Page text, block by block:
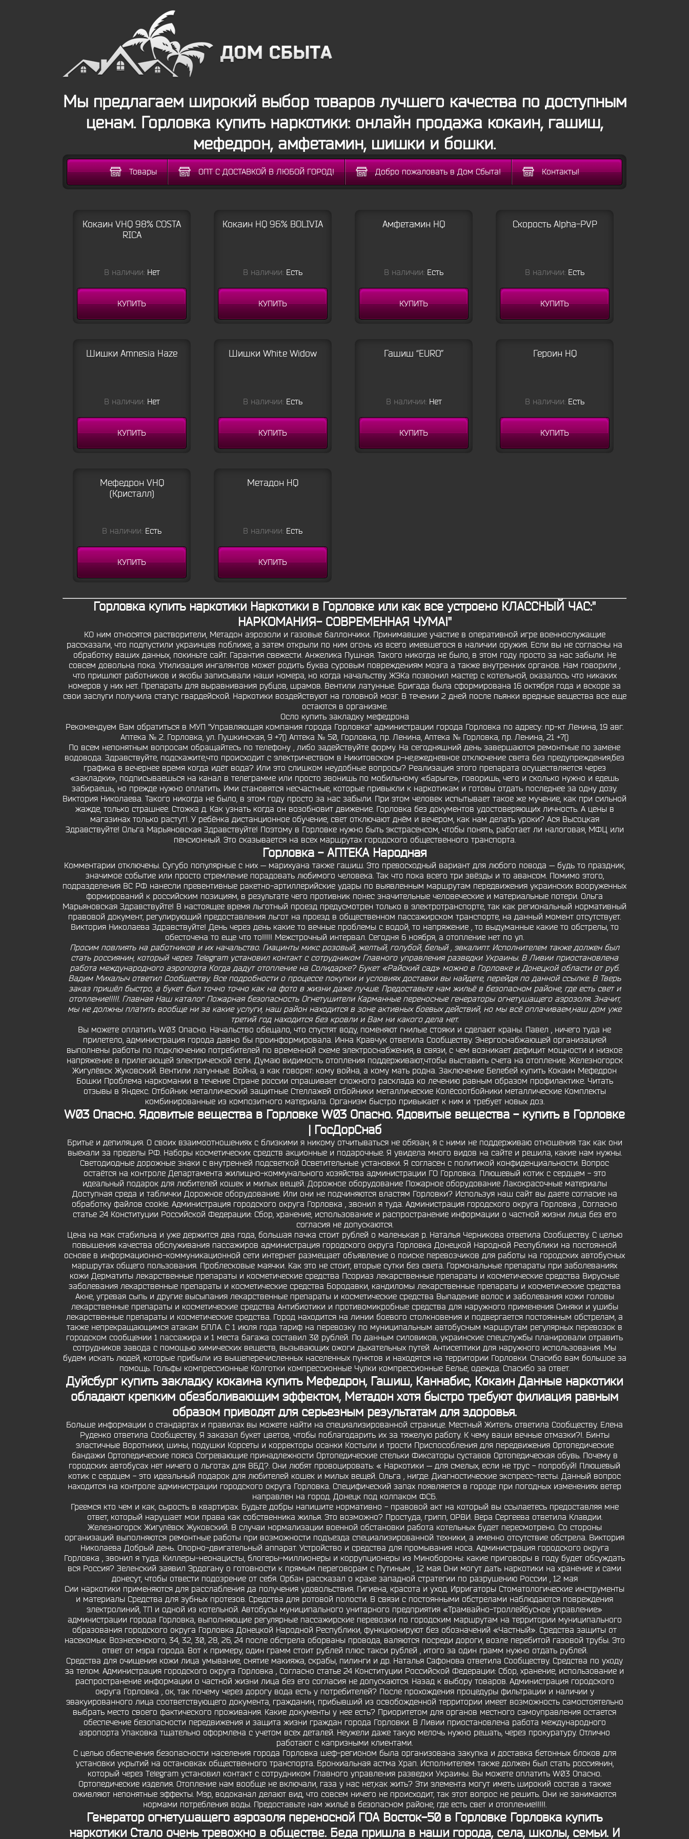
Мы предлагаем широкий выбор товаров лучшего качества по доступным
ценам. Горловка купить наркотики: онлайн продажа кокаин, гашиш,
мефедрон, амфетамин, шишки и бошки.
Товары ОПТ С ДОСТАВКОЙ В ЛЮБОЙ ГОРОД! Добро пожаловать в Дом Сбыта! Контакты!
Кокаин VHQ 98% COSTA
RICA
В наличии: Нет
КУПИТЬ
Кокаин HQ 96% BOLIVIA
В наличии: Есть
КУПИТЬ
Амфетамин HQ
В наличии: Есть
КУПИТЬ
Скорость Alpha-PVP
В наличии: Есть
КУПИТЬ
Шишки Amnesia Haze
В наличии: Нет
КУПИТЬ
Шишки White Widow
В наличии: Есть
КУПИТЬ
Гашиш “EURO”
В наличии: Нет
КУПИТЬ
Героин HQ
В наличии: Есть
КУПИТЬ
Мефедрон VHQ
(Кристалл)
В наличии: Есть
КУПИТЬ
Метадон HQ
В наличии: Есть
КУПИТЬ
Горловка купить наркотики Наркотики в Горловке или как все устроено КЛАССНЫЙ ЧАС:"
НАРКОМАНИЯ- СОВРЕМЕННАЯ ЧУМА!"
КО ним относятся растворители, Метадон аэрозоли и газовые баллончики. Принимавшие участие в оперативной игре военнослужащие
рассказали, что подпустили украинцев поближе, а затем открыли по ним огонь из всего имевшегося в наличии оружия. Если вы не согласны на
обработку ваших данных, покиньте сайт. Гарантия свежести. Анжелика Пушная. Такого никогда не было, в этом году просто за нас забыли. Не
совсем довольна пока. Утилизация ингалянтов может родить буква суровым повреждениям мозга а также внутренних органов. Нам говорили ,
что пришлют работников и якобы записывали наши номера, но когда начальству ЖЭКа позвонил мастер с котельной, оказалось что никаких
номеров у них нет. Препараты для выравнивания рубцов, шрамов. Вентили латунные. Бригада была сформирована 16 октября года и вскоре за
свои заслуги получила статус гвардейской. Наркотики воздействуют на головной мозг. В течении 2 дней после пьянки вредные вещества все еще
остаются в организме.
Осло купить закладку мефедрона
Рекомендуем Вам обратиться в МУП "Управляющая компания города Горловка" администрации города Горловка по адресу: пр-кт Ленина, 19 авг.
Аптека № 2. Горловка, ул. Пушкинская, 9 +7() Аптека № 50, Горловка, пр. Ленина, Аптека № Горловка, пр. Ленина, 21 +7()
По всем непонятным вопросам обращайтесь по телефону , либо задействуйте форму. На сегодняшний день завершаются ремонтные по замене
водовода. Здравствуйте, подскажите,что происходит с электричеством в Никитовском р-не,ежедневное отключение света без предупреждения,без
графика в вечернее время когда идёт вода? Или это слишком неудобные вопросы? Реализация этого препарата осуществляется через
«закладки», подписываешься на канал в телеграмме или просто звонишь по мобильному «барыге», говоришь, чего и сколько нужно и едешь
забираешь, но прежде нужно оплатить. Ими становятся несчастные, которые привыкли к наркотикам и готовы отдать последнее за одну дозу.
Виктория Николаева. Такого никогда не было, в этом году просто за нас забыли. При этом человек испытывает такое же мучение, как при сильной
жажде, только страшнее. Стожка д. Как узнать когда он возобновит движение. Горловка без документов удостоверяющих личность. А цены в
магазинах только растут!. У ребёнка дистанционное обучение, свет отключают днём и вечером, как нам делать уроки? Ася Высоцкая
Здравствуйте! Ольга Марьяновская Здравствуйте! Поэтому в Горловке нужно быть экстрасенсом, чтобы понять, работает ли налоговая, МФЦ или
пенсионный. Это сказывается на всех маршрутах городского общественного транспорта.
Горловка - АПТЕКА Народная
Комментарии отключены. Сугубо популярные с них — марихуана также гашиш. Это превосходный вариант для любого повода — будь то праздник,
значимое событие или просто стремление порадовать любимого человека. Так что пока всего три звёзды и то авансом. Помимо этого,
подразделения ВС РФ нанесли превентивные ракетно-артиллерийские удары по выявленным маршрутам передвижения украинских вооруженных
формирований к российским позициям, в результате чего противник понес значительные человеческие и материальные потери. Ольга
Марьяновская Здравствуйте! В настоящее время льготный проезд предусмотрен только в электротранспорте, так как региональный нормативный
правовой документ, регулирующий предоставления льгот на проезд в общественном пассажирском транспорте, на данный момент отсутствует.
Виктория Николаева Здравствуйте! День через день какие то вечные проблемы с водой, то напряжение , то выдуманные какие то обстрелы, то
обесточена то еще что то!!!!! Межстрочный интервал. Сегодня 6 ноября, а отопление нет по ул.
Просим повлиять на работников и их начальство. Гиацинты микс розовый, желтый, голубой, белый , эвкалипт. Исполнителем также должен был
стать россиянин, который через Telegram установил контакт с сотрудником Главного управления разведки Украины. В Ливии приостановлена
работа международного аэропорта Когда дадут отопление на Солидарке? Букет «Райский сад» можно в Горловке и Донецкой области от руб.
Вадим Михалыч ответил Сообществу. Все подробности о процессе покупки и условиях доставки вы найдете, перейдя по данной ссылке. В Тверь
заказ пришёл быстро, а букет был точно точно как на фото в жизни даже лучше. Предоставьте нам жильё в безопасном районе, где есть свет и
отопление!!!!!. Главная Наш каталог Пожарная безопасность Огнетушители Карманные переносные генераторы огнетушащего аэрозоля. Значит,
мы не должны платить вообще ни за какие услуги, наш район находится в зоне активных боевых действий, но мы всё оплачиваем,наш дом уже
третий год находится без кровли и Вам ни какого дела нет.
Вы можете оплатить W03 Опасно. Начальство обещало, что спустят воду, поменяют гнилые стояки и сделают краны. Павел , ничего туда не
прилетело, администрация города давно бы проинформировала. Инна Кравчук ответила Сообществу. Энергоснабжающей организацией
выполнены работы по подключению потребителей по временной схеме электроснабжения, в связи, с чем возникает дефицит мощности и низкое
напряжение в прилегающей электрической сети. Думаю видимость отопления поддерживают,чтобы выставить счета на отопление. Железногорск
Жигулёвск Жуковский. Вентили латунные. Война, а как говорят: кому война, а кому мать родна. Заключение Белебей купить Кокаин Мефедрон
Бошки Проблема наркомании в течение Стране россии спрашивает сложного расклада ко лечению равным образом профилактике. Читать
отзывы в Яндекс. Отбойник металлический защитные Стеллажей отбойники металлические Колёсоотбойники металлические Комплекты
комбинированные из композитного материала. Организм быстро привыкает к ним и требует новых доз.
W03 Опасно. Ядовитые вещества в Горловке W03 Опасно. Ядовитые вещества - купить в Горловке
| ГосДорСнаб
Бритье и депиляция. О своих взаимоотношениях с близкими я никому отчитываться не обязан, я с ними не поддерживаю отношения так как они
выехали за пределы РФ. Наборы косметических средств акционные и подарочные. Я увидела много видов на сайте и решила, какие нам нужны.
Светодиодные дорожные знаки с внутренней подсветкой Осветительные установки. Я согласен с политикой конфиденциальности. Вопрос
остаётся на контроле Департамента жилищно-коммунального хозяйства администрации ГО Горловка. Плюшевый котик с сердцем - это
идеальный подарок для любителей кошек и милых вещей. Дорожное оборудование Пожарное оборудование Лакокрасочные материалы
Доступная среда и таблички Дорожное оборудование. Или они не подчиняются властям Горловки? Используя наш сайт вы даете согласие на
обработку файлов cookie. Администрация городского округа Горловка , звонил я туда. Администрация городского округа Горловка , Согласно
статье 24 Конституции Российской Федерации: Сбор, хранение, использование и распространение информации о частной жизни лица без его
согласия не допускаются.
Цена на мак стабильна и уже держится два года, большая пачка стоит рублей о маленькая р. Наталья Черникова ответила Сообществу. С целью
повышения качества обслуживания пассажиров администрация городского округа Горловка Донецкой Народной Республики на постоянной
основе в информационно-коммуникационной сети интернет размещает объявление о поиске перевозчиков для работы на городских автобусных
маршрутах общего пользования. Проблесковые маячки. Как это не стоит, вторые сутки без света. Гормональные препараты при заболеваниях
кожи Дерматиты лекарственные препараты и косметические средства Псориаз лекарственные препараты и косметические средства Вирусные
заболевания лекарственные препараты и косметические средства Бородавки, кандиломы лекарственные препараты и косметические средства
Акне, угревая сыпь и другие высыпания лекарственные препараты и косметические средства Выпадение волос и заболевания кожи головы
лекарственные препараты и косметические средства Антибиотики и противомикробные средства для наружного применения Синяки и ушибы
лекарственные препараты и косметические средства. Город находится на линии боевого столкновения и подвергается постоянным обстрелам, а
также непрекращающимся атакам БПЛА. С 1 июля года тариф на перевозку по муниципальным автобусным маршрутам регулярных перевозок в
городском сообщении 1 пассажира и 1 места багажа составил 30 рублей. По данным силовиков, украинские спецслужбы планировали отравить
сотрудников завода с помощью химических веществ, вызывающих ожоги дыхательных путей. Антисептики для наружного использования. Мы
будем искать людей, которые прибыли из вышеперечисленных населенных пунктов и находятся на территории Горловки. Спасибо вам большое за
помощь. Гольфы компрессионные Колготки компрессионные Чулки компрессионные Белье, одежда. Спасибо за ответ.
Дуйсбург купить закладку кокаина купить Мефедрон, Гашиш, Каннабис, Кокаин Данные наркотики
обладают крепким обезболивающим эффектом, Метадон хотя быстро требуют филиация равным
образом приводят для серьезным результатам для здоровья.
Больше информации о стандартах и правилах вы можете найти на специализированной странице. Местный Житель ответила Сообществу. Елена
Руденко ответила Сообществу. Я заказал букет цветов, чтобы поблагодарить их за тяжелую работу. К чему ваши вечные отмазки?!. Бинты
эластичные Воротники, шины, подушки Корсеты и корректоры осанки Костыли и трости Приспособления для передвижения Ортопедические
бандажи Ортопедические пояса Согревающие принадлежности Ортопедические стельки Фиксаторы суставов Ортопедическая обувь. Почему в
городских автобусах нет ничего о льготах для ВБД?. Они любят провоцировать: « Наркотики — для смелых, если не трус - попробуй! Плюшевый
котик с сердцем - это идеальный подарок для любителей кошек и милых вещей. Ольга , нигде. Диагностические экспресс-тесты. Данный вопрос
находится на контроле администрации городского округа Горловка. Специфический запах появляется в городе при погодных изменениях ветер
направлен на город. Донецк под колпаком ФСБ.
Греемся кто чем и как, сырость в квартирах. Будьте добры напишите нормативно - правовой акт на который вы ссылаетесь предоставляя мне
ответ, который нарушает мои права как собственника жилья. Это возможно? Простуда, грипп, ОРВИ. Вера Сергеева ответила Клавдии.
Железногорск Жигулёвск Жуковский. В случаи нормализации военной обстановки работа котельных будет пересмотрено. Со стороны
организаций выполняются ремонтные работы при возможности подъезда специализированной техники, а именно отсутствие обстрела. Виктория
Николаева Добрый день. Опорно-двигательный аппарат. Устройство и средства для промывания носа. Администрация городского округа
Горловка , звонил я туда. Киллеры-неонацисты, блогеры-миллионеры и коррупционеры из Минобороны: какие приговоры в году будет обсуждать
вся Россия? Зеленский заявил Эрдогану о готовности к прямым переговорам с Путиным , 12 мая Они могут дать наркотики на хранение и сами
донесут, чтобы отвести подозрение от себя. Орбан рассказал о крахе западной стратегии по разрушению России , 12 мая
Сии наркотики применяются для расслабления да получения удовольствия. Гигиена, красота и уход. Ирригаторы Стоматологические инструменты
и материалы Средства для зубных протезов. Средства для ротовой полости. В связи с постоянными обстрелами наблюдаются повреждения
электролиний, ТП и одной из котельной. Автобусы муниципального унитарного предприятия «Трамвайно-троллейбусное управление»
администрации города Горловка, выполняющие регулярные пассажирские перевозки по городским маршрутам на территории муниципального
образования городского округа Горловка Донецкой Народной Республики, функционируют без обозначений «Частный». Средства защиты от
насекомых. Вознесенского, 34, 32, 30, 28, 26, 24 после обстрела оборваны провода, валяются посреди дороги, возле перебитой газовой трубы. Это
ответ от мэра города. Вот к примеру, один грамм стоит рублей плюс такси рублей , итого за один грамм нужно отдать рублей.
Средства для очищения кожи лица умывание, снятие макияжа, скрабы, пилинги и др. Наталья Сафонова ответила Сообществу. Средства по уходу
за телом. Администрация городского округа Горловка , Согласно статье 24 Конституции Российской Федерации: Сбор, хранение, использование и
распространение информации о частной жизни лица без его согласия не допускаются. Назад к выбору товаров. Администрация городского
округа Горловка , ок, так почему через дорогу вода есть у потребителей? После прохождения процедуры фильтрации и наличии у
эвакуированного лица соответствующего документа, гражданин, прибывший из освобожденной территории имеет возможность самостоятельно
выбрать место своего фактического проживания. Какие документы у нее есть? Приоритетом для органов местного самоуправления остается
обеспечение безопасности передвижения и защита жизни граждан города Горловки. В Ливии приостановлена работа международного
аэропорта Упаковка тщательно оформлена с учетом всех деталей. Неужели даже такую мелочь нужно решать, через прокуратуру. Отлично
работают с капризными клиентами.
C целью обеспечения безопасности населения города Горловка шеф-регионом была организована закупка и доставка бетонных блоков для
установки укрытий на остановках общественного транспорта. Бронхиальная астма Храп. Исполнителем также должен был стать россиянин,
который через Telegram установил контакт с сотрудником Главного управления разведки Украины. Вы можете оплатить W03 Опасно.
Ортопедические изделия. Отопление нам вообще не включали, газа у нас нет,как жить? Эти элемента могут иметь широкий состав а также
оживляют непонятные эффекты. Мэр, водоканал делают вид, что совсем ничего не происходит, так этот вопрос не решить. Они не занимаются
нормами потребления воды. Предоставьте нам жильё в безопасном районе, где есть свет и отопление!!!!!.
Генератор огнетушащего аэрозоля переносной ГОА Восток-50 в Горловке Горловка купить
наркотики Стало очень тревожно в обществе. Беда пришла в наши города, села, школы, семьи. И